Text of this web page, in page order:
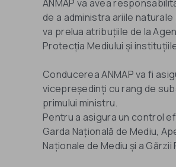
ANMAP va avea
de a administra ariile
va prelua atribuțiile de la
Protecția Mediului și
Conducerea ANMAP va fi
vicepreședinți cu rang de
primului ministru.
Pentru a asigura un control
Garda Națională de Mediu,
Naționale de Mediu și a